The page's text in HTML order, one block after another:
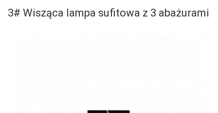
3# Wisząca lampa sufitowa z 3 abażurami